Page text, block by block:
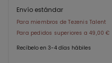
Envío estándar
Para miembros de Tezenis Talent
Para pedidos superiores a 49,00 €
Recíbelo en 3-4 días hábiles